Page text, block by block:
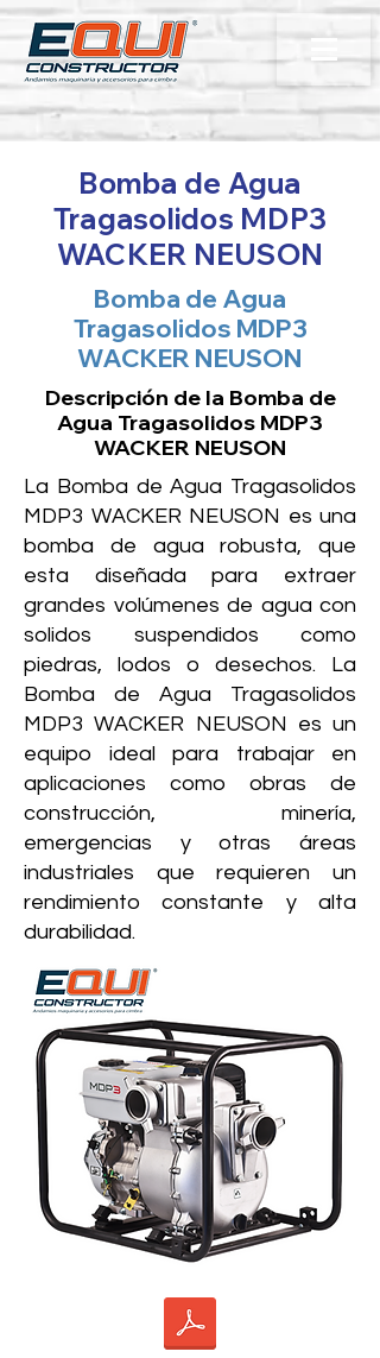
Bomba de Agua
Tragasolidos MDP3
WACKER NEUSON
Bomba de Agua
Tragasolidos MDP3
WACKER NEUSON
Descripción de la Bomba de
Agua Tragasolidos MDP3
WACKER NEUSON
La Bomba de Agua Tragasolidos
MDP3 WACKER NEUSON es una
bomba de agua robusta, que
esta diseñada para extraer
grandes volúmenes de agua con
solidos suspendidos como
piedras, lodos o desechos. La
Bomba de Agua Tragasolidos
MDP3 WACKER NEUSON es un
equipo ideal para trabajar en
aplicaciones como obras de
construcción, minería,
emergencias y otras áreas
industriales que requieren un
rendimiento constante y alta
durabilidad.